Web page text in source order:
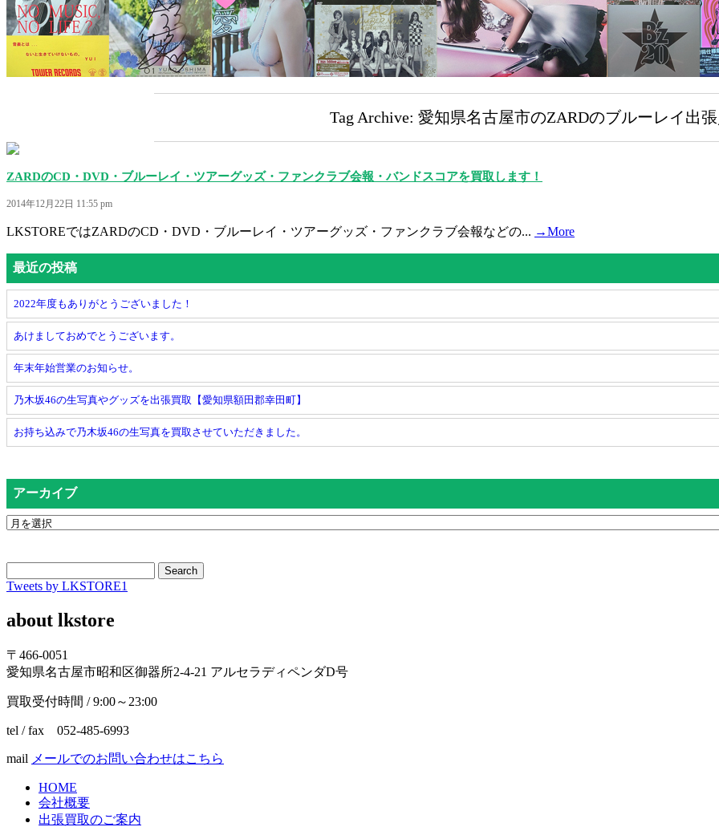
Tag Archive: 愛知県名古屋市のZARDのブルーレイ出
ZARDのCD・DVD・ブルーレイ・ツアーグッズ・ファンクラブ会報・バンドスコアを買取します！
2014年12月22日 11:55 pm
LKSTOREではZARDのCD・DVD・ブルーレイ・ツアーグッズ・ファンクラブ会報などの... →More
最近の投稿
2022年度もありがとうございました！
あけましておめでとうございます。
年末年始営業のお知らせ。
乃木坂46の生写真やグッズを出張買取【愛知県額田郡幸田町】
お持ち込みで乃木坂46の生写真を買取させていただきました。
アーカイブ
Search
Tweets by LKSTORE1
about lkstore
〒466-0051
愛知県名古屋市昭和区御器所2-4-21 アルセラディペンダD号
買取受付時間 / 9:00～23:00
tel / fax 052-485-6993
mail メールでのお問い合わせはこちら
HOME
会社概要
出張買取のご案内